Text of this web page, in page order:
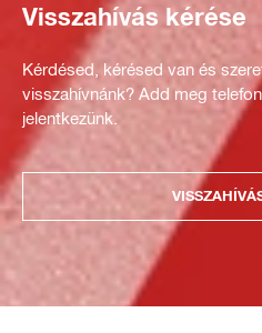
Visszahívás kérése
Kérdésed, kérésed van és
visszahívnánk? Add meg
jelentkezünk.